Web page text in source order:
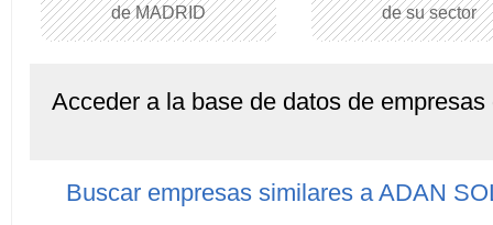
de MADRID
de su sector
Acceder a la base de datos de
Buscar empresas similares a ADAN